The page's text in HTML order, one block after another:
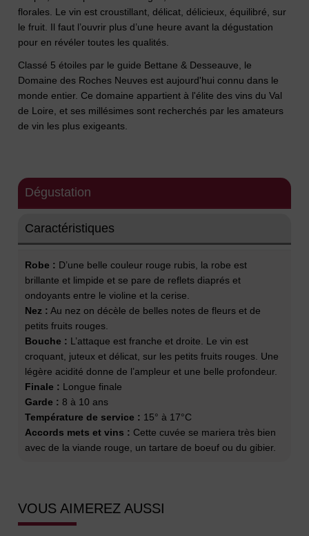
florales. Le vin est croustillant, délicat, délicieux, équilibré, sur
le fruit. Il faut l’ouvrir plus d’une heure avant la dégustation
pour en révéler toutes les qualités.
Classé 5 étoiles par le guide Bettane & Desseauve, le
Domaine des Roches Neuves est aujourd'hui connu dans le
monde entier. Ce domaine appartient à l'élite des vins du Val
de Loire, et ses millésimes sont recherchés par les amateurs
de vin les plus exigeants.
Dégustation
Caractéristiques
Robe : D’une belle couleur rouge rubis, la robe est
brillante et limpide et se pare de reflets diaprés et
ondoyants entre le violine et la cerise.
Nez : Au nez on décèle de belles notes de fleurs et de
petits fruits rouges.
Bouche : L’attaque est franche et droite. Le vin est
croquant, juteux et délicat, sur les petits fruits rouges. Une
légère acidité donne de l’ampleur et une belle profondeur.
Finale : Longue finale
Garde : 8 à 10 ans
Température de service : 15° à 17°C
Accords mets et vins : Cette cuvée se mariera très bien
avec de la viande rouge, un tartare de boeuf ou du gibier.
VOUS AIMEREZ AUSSI